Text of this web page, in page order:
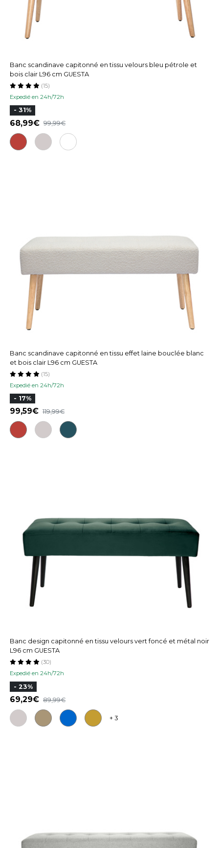
Banc scandinave capitonné en tissu velours bleu pétrole et
bois clair L96 cm GUESTA
Expedié en 24h/72h
(15)
- 31%
68,99 99,99
Banc scandinave capitonné en tissu effet laine bouclée blanc
et bois clair L96 cm GUESTA
Expedié en 24h/72h
(15)
- 17%
99,59 119,99
Banc design capitonné en tissu velours vert foncé et métal noir
L96 cm GUESTA
Expedié en 24h/72h
(30)
- 23%
69,29 89,99
+ 3